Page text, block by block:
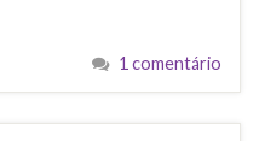
1 comentário